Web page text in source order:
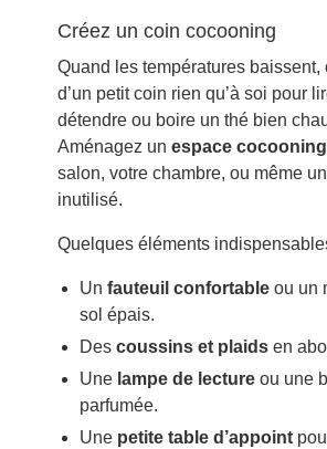
Créez un coin cocooning
Quand les températures baissent,
d’un petit coin rien qu’à soi pour
détendre ou boire un thé bien
Aménagez un espace cocooning
salon, votre chambre, ou même
inutilisé.
Quelques éléments
Un fauteuil confortableou un
sol épais.
Des coussins et plaidsen
Une lampe de lectureou une
parfumée.
Une petite table d’appoint